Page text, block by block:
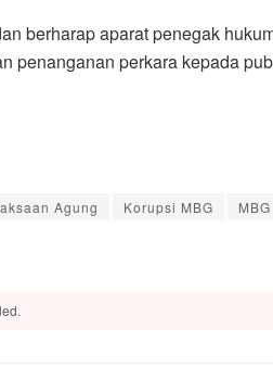
berharap aparat penegak
penanganan perkara kepada
Agung Korupsi MBG
MBG